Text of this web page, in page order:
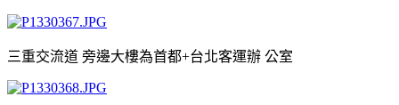
三重交流道 旁邊大樓為首都+台北客運辦 公室